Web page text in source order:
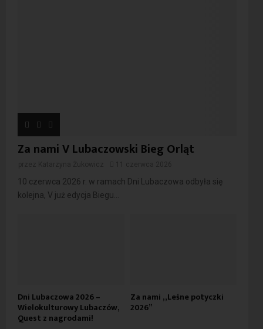
Za nami V Lubaczowski Bieg Orląt
10 czerwca 2026 r. w ramach Dni Lubaczowa odbyła się
kolejna, V już edycja Biegu...
Dni Lubaczowa 2026 –
Wielokulturowy Lubaczów,
Quest z nagrodami!
Za nami „Leśne potyczki
2026”